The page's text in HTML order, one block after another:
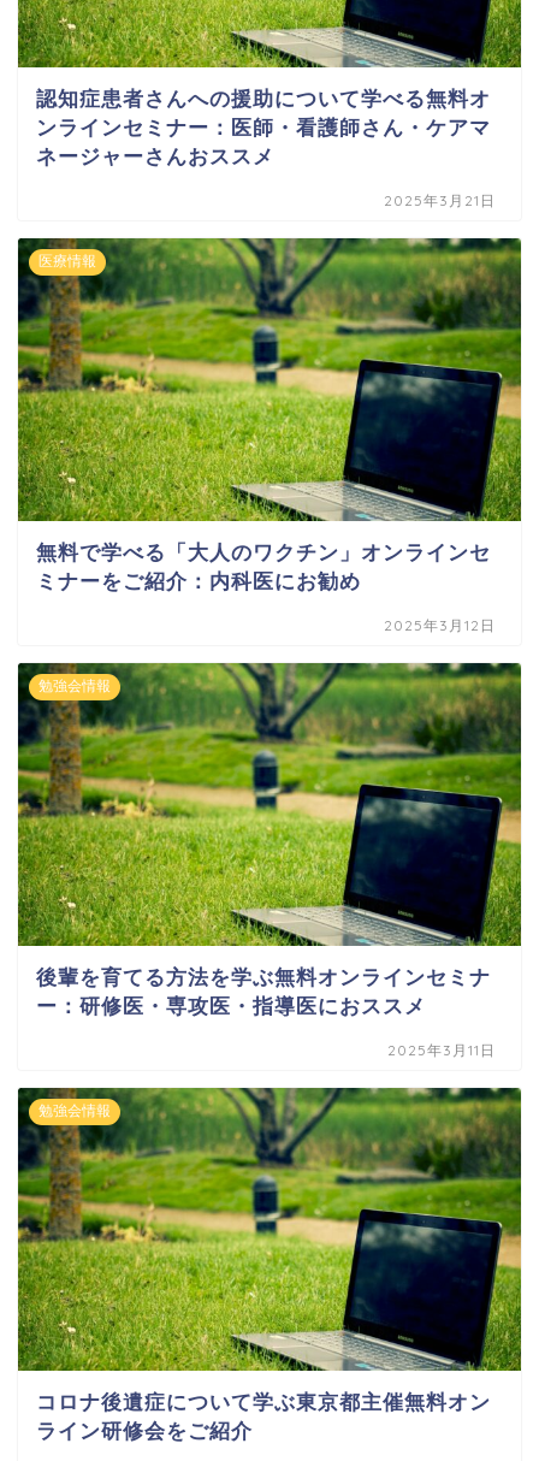
認知症患者さんへの援助について学べる無料オ
ンラインセミナー：医師・看護師さん・ケアマ
ネージャーさんおススメ
2025年3月21日
医療情報
無料で学べる「大人のワクチン」オンラインセ
ミナーをご紹介：内科医にお勧め
2025年3月12日
勉強会情報
後輩を育てる方法を学ぶ無料オンラインセミナ
ー：研修医・専攻医・指導医におススメ
2025年3月11日
勉強会情報
コロナ後遺症について学ぶ東京都主催無料オン
ライン研修会をご紹介